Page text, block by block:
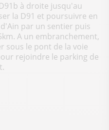
à droite jusqu'au
la D91 et poursuivre en
par un sentier puis
A un embranchement,
sous le pont de la voie
rejoindre le parking de